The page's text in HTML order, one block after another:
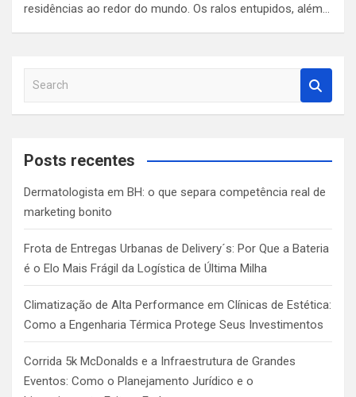
residências ao redor do mundo. Os ralos entupidos, além…
a
c
Posts recentes
Dermatologista em BH: o que separa competência real de
marketing bonito
Frota de Entregas Urbanas de Delivery´s: Por Que a Bateria
é o Elo Mais Frágil da Logística de Última Milha
Climatização de Alta Performance em Clínicas de Estética:
Como a Engenharia Térmica Protege Seus Investimentos
Corrida 5k McDonalds e a Infraestrutura de Grandes
Eventos: Como o Planejamento Jurídico e o